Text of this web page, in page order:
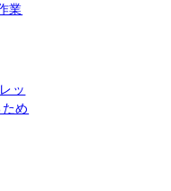
業
ッ
め